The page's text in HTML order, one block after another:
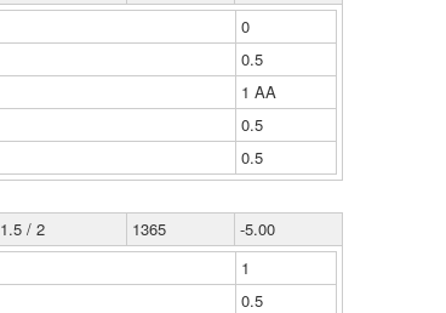
0
0.5
1 ΑΑ
0.5
0.5
1.5 / 2 1365
-5.00
1
0.5